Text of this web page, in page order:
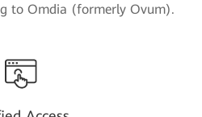
to Omdia (formerly Ovum).